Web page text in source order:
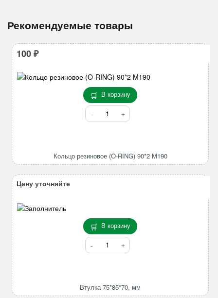
Рекомендуемые товары
В корзину
Количество
товара
RING)
Кольцо резиновое (O-RING) 90*2 M190
100₽
В корзину
Количество
товара
Втулка 75*85*70, мм
Цену уточняйте